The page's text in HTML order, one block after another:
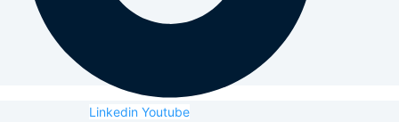
Linkedin Youtube